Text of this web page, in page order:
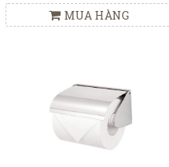
MUA HÀNG